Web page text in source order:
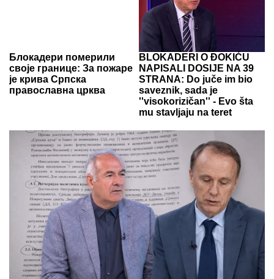
Блокадери померили
своје границе: За пожаре
је крива Српска
православна црква
BLOKADERI O ĐOKIĆU
NAPISALI DOSIJE NA 39
STRANA: Do juče im bio
saveznik, sada je
''visokorizičan'' - Evo šta
mu stavljaju na teret